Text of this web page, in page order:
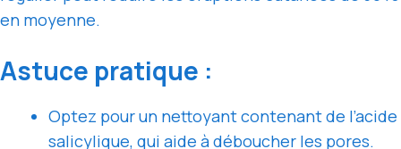
en moyenne.
Astuce pratique :
Optez pour un nettoyant contenant de l’acide
salicylique, qui aide à déboucher les pores.